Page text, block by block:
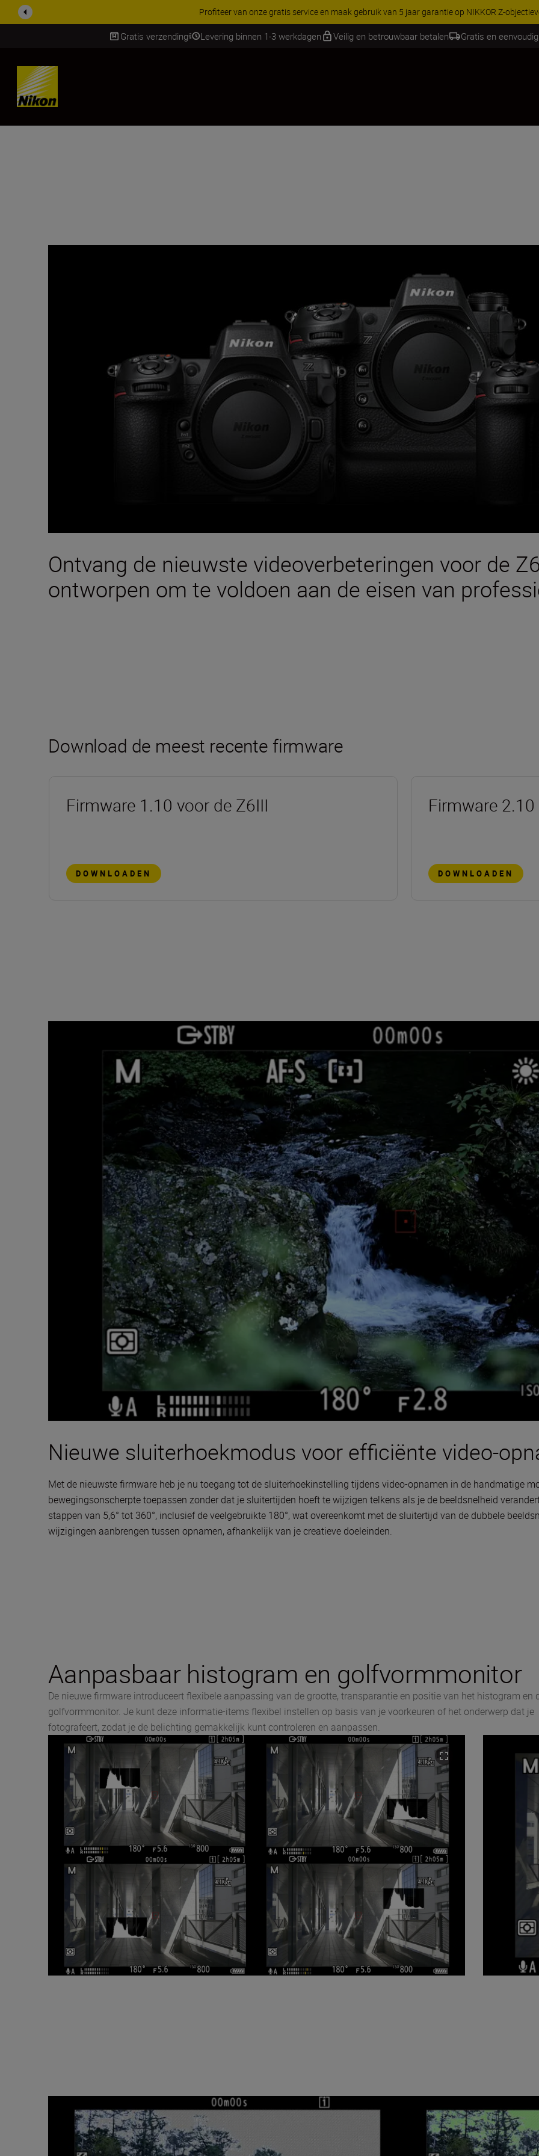
KORTING OP ACCESSOIRES | Bespaar 15% op geselecteerde accessoires, maak je kit
Gratis verzending Levering binnen 1-3 werkdagen Veilig en betrouwbaar betalen Gratis en
Skip
Ontvang de nieuwste videoverbeteringen voor de
ontworpen om te voldoen aan de eisen van
Download de meest recente firmware
Firmware 1.10 voor de Z6III
DOWNLOADEN
Firmware
DOWNLOADEN
Nieuwe sluiterhoekmodus voor efficiënte video-
Met de nieuwste firmware heb je nu toegang tot de sluiterhoekinstelling tijdens video-opnamen in de handmatige
bewegingsonscherpte toepassen zonder dat je sluitertijden hoeft te wijzigen telkens als je de beeldsnelheid
stappen van 5,6° tot 360°, inclusief de veelgebruikte 180°, wat overeenkomt met de sluitertijd van de dubbele
wijzigingen aanbrengen tussen opnamen, afhankelijk van je creatieve doeleinden.
Aanpasbaar histogram en golfvormmonitor
De nieuwe firmware introduceert flexibele aanpassing van de grootte, transparantie en positie van het histogram en
golfvormmonitor. Je kunt deze informatie-items flexibel instellen op basis van je voorkeuren of het onderwerp dat je
fotografeert, zodat je de belichting gemakkelijk kunt controleren en aanpassen.